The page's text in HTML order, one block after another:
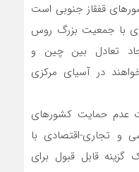
قفقاز جنوبی است
با جمعیت بزرگ روس
تعادل بین چین و
در آسیای مرکزی
عدم حمایت کشورهای
و تجاری-اقتصادی با
قابل قبول برای